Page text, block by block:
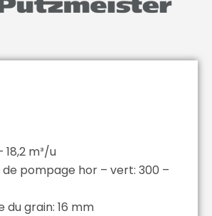
18,2 m³/u
pompage hor – vert: 300 –
du grain: 16 mm